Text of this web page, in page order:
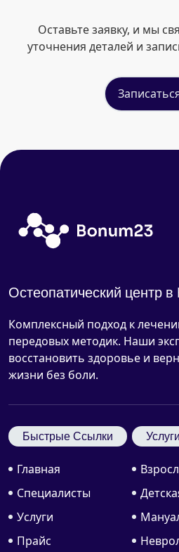
Оставьте заявку, и мы
уточнения деталей и
Остеопатический центр
Комплексный подход к
передовых методик. Наши
восстановить здоровье и
жизни без боли.
Быстрые Ссылки
Главная
Специалисты
Услуги
Прайс
Услуги